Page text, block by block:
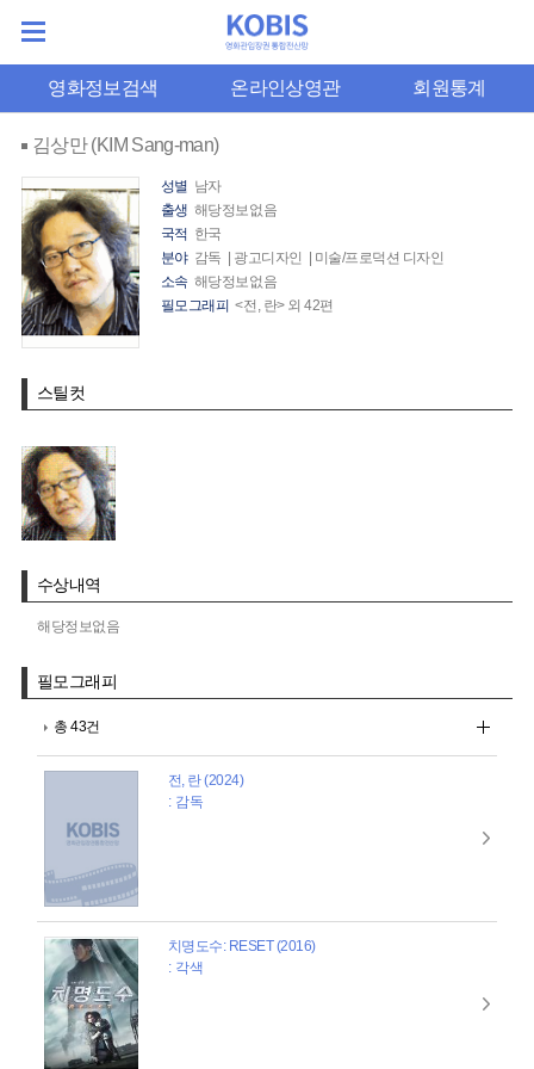
영화정보검색 온라인상영관 회원통계
김상만 (KIM Sang-man)
성별 남자
출생 해당정보없음
국적 한국
분야 감독 | 광고디자인 | 미술/프로덕션 디자인
소속 해당정보없음
필모그래피 <전, 란> 외 42편
스틸컷
수상내역
해당정보없음
필모그래피
총 43건
전, 란 (2024)
: 감독
치명도수: RESET (2016)
: 각색